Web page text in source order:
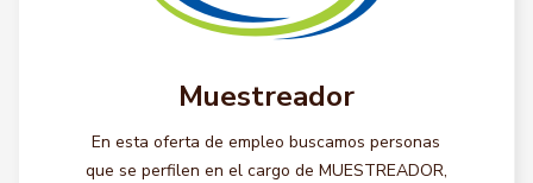
Muestreador
En esta oferta de empleo buscamos personas
que se perfilen en el cargo de MUESTREADOR,